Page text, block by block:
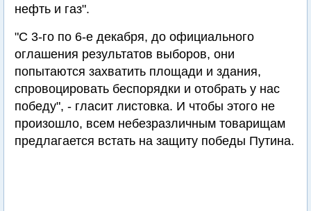
нефть и газ".
"С 3-го по 6-е декабря, до официального
оглашения результатов выборов, они
попытаются захватить площади и здания,
спровоцировать беспорядки и отобрать у нас
победу", - гласит листовка. И чтобы этого не
произошло, всем небезразличным товарищам
предлагается встать на защиту победы Путина.